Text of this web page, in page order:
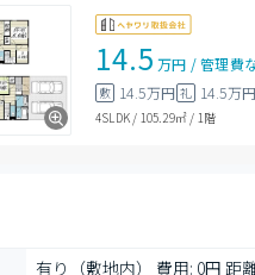
14.5 万円 /管理費
敷 14.5万円 礼 14.5万円
4SLDK / 105.29㎡ / 1階
有り（敷地内） 費用: 0円 距